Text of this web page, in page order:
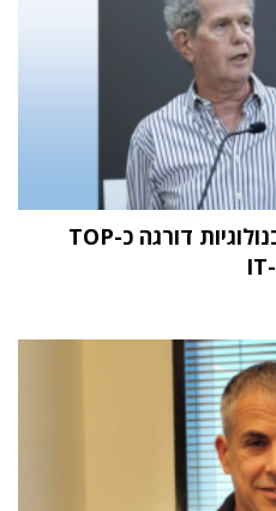
מחקר STKI השנתי: וואן טכנולוגיות דורגה כ-TOP